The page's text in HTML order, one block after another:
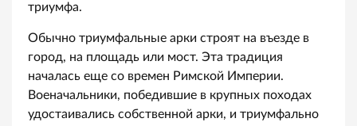
триумфа.
Обычно триумфальные арки строят на въезде в
город, на площадь или мост. Эта традиция
началась еще со времен Римской Империи.
Военачальники, победившие в крупных походах
удостаивались собственной арки, и триумфально